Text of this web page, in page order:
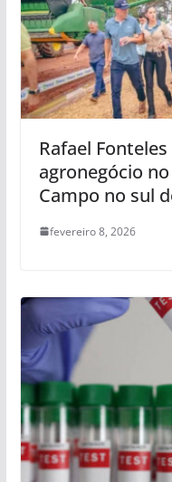
Rafael
agronegócio
Campo no sul
fevereiro 8, 2026